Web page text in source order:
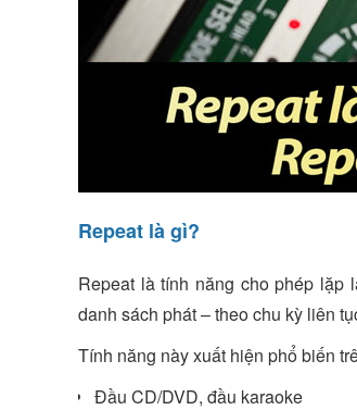
Repeat là gì?
Repeat là tính năng cho phép lặp
danh sách phát – theo chu kỳ liên
Tính năng này xuất hiện phổ biến
Đầu CD/DVD, đầu karaoke